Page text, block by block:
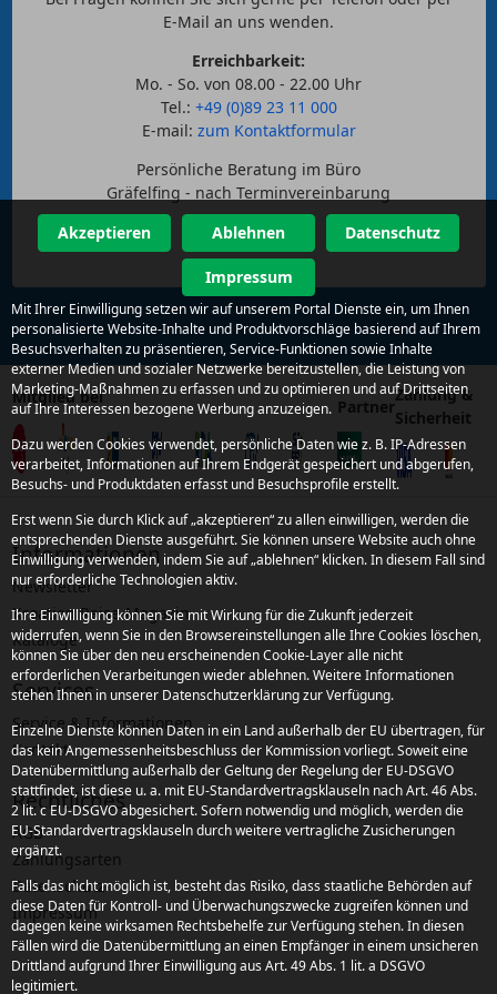
E-Mail an uns wenden.
Erreichbarkeit:
Mo. - So. von 08.00 - 22.00 Uhr
Tel.: +49 (0)89 23 11 000
E-mail: zum Kontaktformular
Persönliche Beratung im Büro
Gräfelfing - nach Terminvereinbarung
Mitglied bei Partner
Zahlung &
Sicherheit
Informationen
Newsletter
Kroatien Reise-Magazin
Kataloge
Services
Service & Informationen
Kontakt
Rechtliches
AGB
Zahlungsarten
Datenschutz
Impressum
Akzeptieren Ablehnen Datenschutz
Impressum
Mit Ihrer Einwilligung setzen wir auf unserem Portal Dienste ein, um Ihnen
personalisierte Website-Inhalte und Produktvorschläge basierend auf Ihrem
Besuchsverhalten zu präsentieren, Service-Funktionen sowie Inhalte
externer Medien und sozialer Netzwerke bereitzustellen, die Leistung von
Marketing-Maßnahmen zu erfassen und zu optimieren und auf Drittseiten
auf Ihre Interessen bezogene Werbung anzuzeigen.
Dazu werden Cookies verwendet, persönliche Daten wie z. B. IP-Adressen
verarbeitet, Informationen auf Ihrem Endgerät gespeichert und abgerufen,
Besuchs- und Produktdaten erfasst und Besuchsprofile erstellt.
Erst wenn Sie durch Klick auf „akzeptieren“ zu allen einwilligen, werden die
entsprechenden Dienste ausgeführt. Sie können unsere Website auch ohne
Einwilligung verwenden, indem Sie auf „ablehnen“ klicken. In diesem Fall sind
nur erforderliche Technologien aktiv.
Ihre Einwilligung können Sie mit Wirkung für die Zukunft jederzeit
widerrufen, wenn Sie in den Browsereinstellungen alle Ihre Cookies löschen,
können Sie über den neu erscheinenden Cookie-Layer alle nicht
erforderlichen Verarbeitungen wieder ablehnen. Weitere Informationen
stehen Ihnen in unserer Datenschutzerklärung zur Verfügung.
Einzelne Dienste können Daten in ein Land außerhalb der EU übertragen, für
das kein Angemessenheitsbeschluss der Kommission vorliegt. Soweit eine
Datenübermittlung außerhalb der Geltung der Regelung der EU-DSGVO
stattfindet, ist diese u. a. mit EU-Standardvertragsklauseln nach Art. 46 Abs.
2 lit. c EU-DSGVO abgesichert. Sofern notwendig und möglich, werden die
EU-Standardvertragsklauseln durch weitere vertragliche Zusicherungen
ergänzt.
Falls das nicht möglich ist, besteht das Risiko, dass staatliche Behörden auf
diese Daten für Kontroll- und Überwachungszwecke zugreifen können und
dagegen keine wirksamen Rechtsbehelfe zur Verfügung stehen. In diesen
Fällen wird die Datenübermittlung an einen Empfänger in einem unsicheren
Drittland aufgrund Ihrer Einwilligung aus Art. 49 Abs. 1 lit. a DSGVO
legitimiert.